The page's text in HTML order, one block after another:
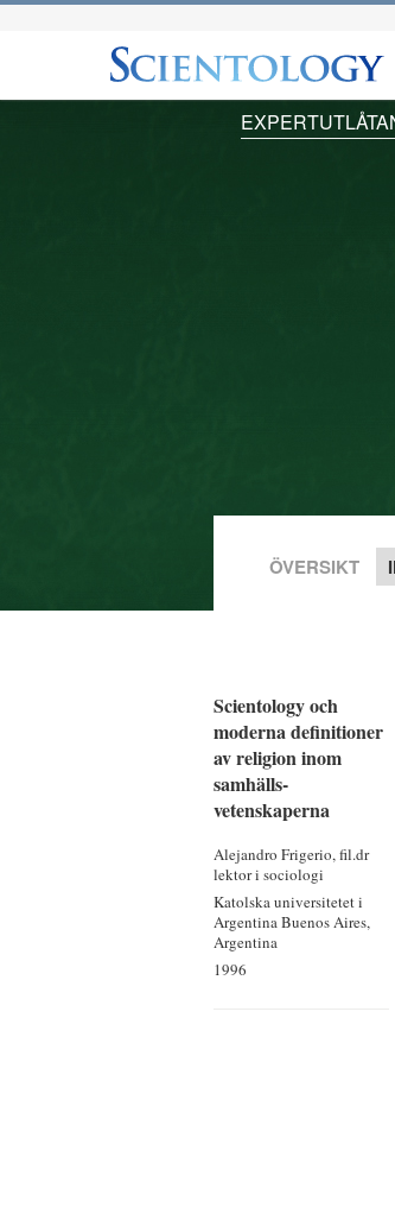
ÖVERSIKT
Scientology och
moderna definitioner
av religion inom
samhälls­
vetenskaperna
Alejandro Frigerio, fil.dr
lektor i sociologi
Katolska universitetet i
ArgentinaBuenos Aires,
Argentina
1996